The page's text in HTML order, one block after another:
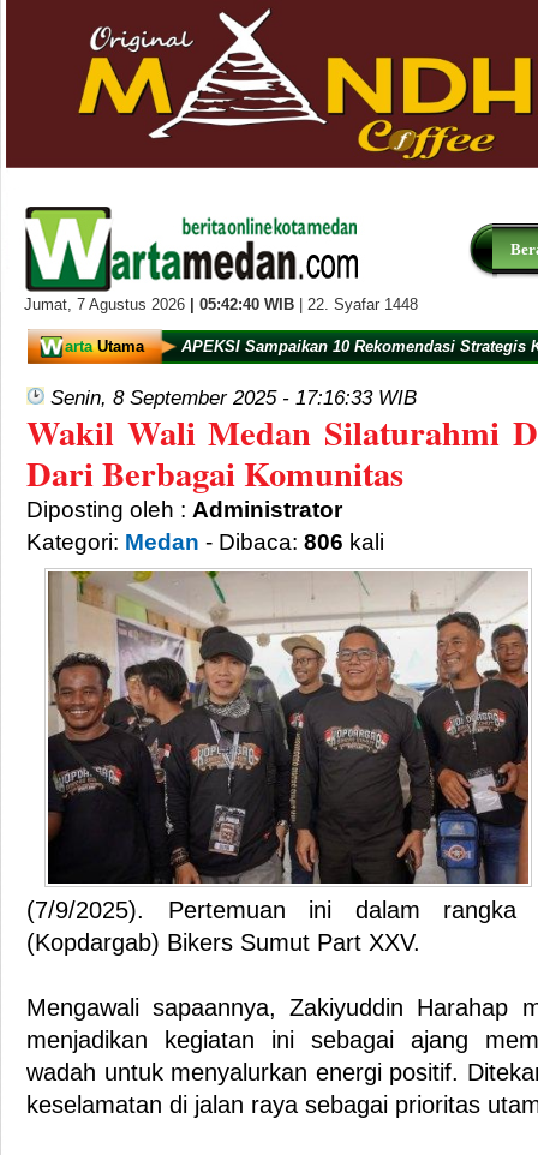
Jumat, 7 Agustus 2026 05:42:41 WIB | 22. Syafar 1448
APEKSI Sampaikan 10 Rekomendasi Strategis
arta Utama
Senin, 8 September 2025 - 17:16:33 WIB
Wakil Wali Medan Silaturahmi
Dari Berbagai Komunitas
Diposting oleh : Administrator
Kategori: Medan - Dibaca: 806 kali
(7/9/2025). Pertemuan ini dalam rangka
(Kopdargab) Bikers Sumut Part XXV.
Mengawali sapaannya, Zakiyuddin Harahap
menjadikan kegiatan ini sebagai ajang
wadah untuk menyalurkan energi positif.
keselamatan di jalan raya sebagai prioritas